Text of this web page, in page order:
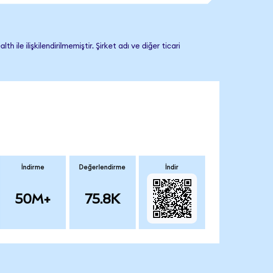
ile ilişkilendirilmemiştir. Şirket adı ve diğer ticari
İndirme
50M+
Değerlendirme
75.8K
İndir